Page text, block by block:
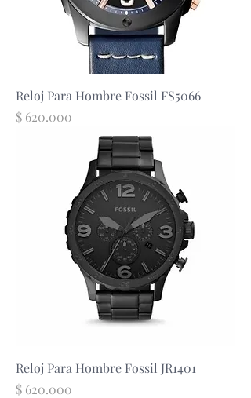
Reloj Para Hombre Fossil FS5066
Precio
$ 620.000
Reloj Para Hombre Fossil JR1401
Precio
$ 620.000